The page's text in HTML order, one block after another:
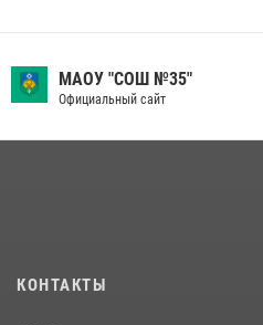
В Коми росгвардейцы поздравили с
ВГТРК «Коми Гор» Юлию Чубову
покупателя
МАОУ "СОШ №35"
Официальный сайт
КОНТАКТЫ